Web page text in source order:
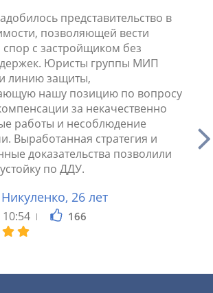
представительство в
позволяющей вести
с застройщиком без
Юристы группы МИП
линию защиты,
нашу позицию по вопросу
за некачественно
работы и несоблюдение
Выработанная стратегия и
доказательства позволили
по ДДУ.
26 лет
166